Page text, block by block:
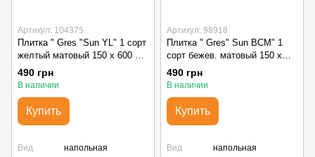
Артикул: 104375
Плитка " Gres "Sun YL" 1 сорт
желтый матовый 150 х 600 х
9,5 мм
490 грн
В наличии
Купить
Вид
напольная
Артикул: 98918
Плитка " Gres" Sun BCM" 1
сорт бежев. матовый 150 х
600 х 9,5 мм
490 грн
В наличии
Купить
Вид
напольная